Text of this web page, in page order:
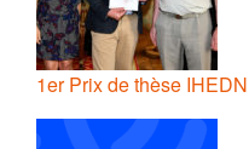
1er Prix de thèse IHEDN